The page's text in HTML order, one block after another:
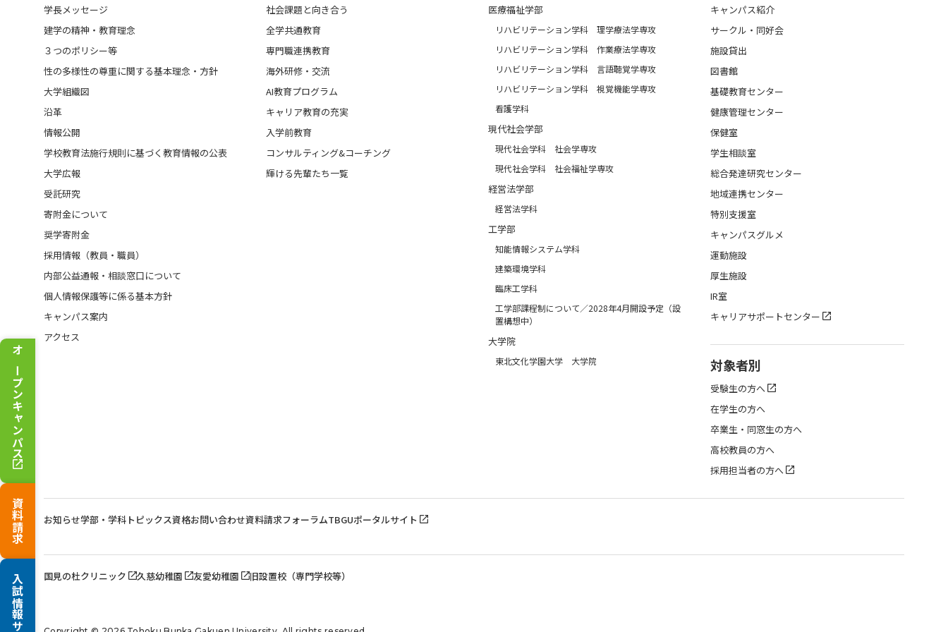
オープンキャンパス
資料請求
入試情報サイト
学長メッセージ
建学の精神・教育理念
３つのポリシー等
性の多様性の尊重に関する基本理念・方針
大学組織図
沿革
情報公開
学校教育法施行規則に基づく教育情報の公表
大学広報
受託研究
寄附金について
奨学寄附金
採用情報（教員・職員）
内部公益通報・相談窓口について
個人情報保護等に係る基本方針
キャンパス案内
アクセス
社会課題と向き合う
全学共通教育
専門職連携教育
海外研修・交流
AI教育プログラム
キャリア教育の充実
入学前教育
コンサルティング&コーチング
輝ける先輩たち一覧
医療福祉学部
リハビリテーション学科 理学療法学専攻
リハビリテーション学科 作業療法学専攻
リハビリテーション学科 言語聴覚学専攻
リハビリテーション学科 視覚機能学専攻
看護学科
現代社会学部
現代社会学科 社会学専攻
現代社会学科 社会福祉学専攻
経営法学部
経営法学科
工学部
知能情報システム学科
建築環境学科
臨床工学科
工学部課程制について／2028年4月開設予定（設
置構想中）
大学院
東北文化学園大学 大学院
キャンパス紹介
サークル・同好会
施設貸出
図書館
基礎教育センター
健康管理センター
保健室
学生相談室
総合発達研究センター
地域連携センター
特別支援室
キャンパスグルメ
運動施設
厚生施設
IR室
キャリアサポートセンター
対象者別
受験生の方へ
在学生の方へ
卒業生・同窓生の方へ
高校教員の方へ
採用担当者の方へ
お知らせ学部・学科トピックス資格お問い合わせ資料請求フォーラムTBGUポータルサイト
国見の杜クリニック 久慈幼稚園 友愛幼稚園 旧設置校（専門学校等）